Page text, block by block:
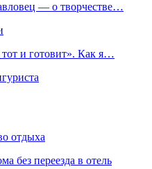
— о творчестве…
и готовит». Как я…
отдыха
без переезда в отель